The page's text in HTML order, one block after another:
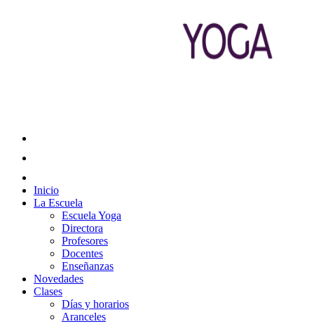
Inicio
La Escuela
Escuela Yoga
Directora
Profesores
Docentes
Enseñanzas
Novedades
Clases
Días y horarios
Aranceles